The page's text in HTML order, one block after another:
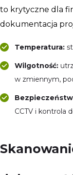
to krytyczne dla
dokumentacja
Temperatura:
Wilgotność:
w zmiennym,
CCTV i kontrola